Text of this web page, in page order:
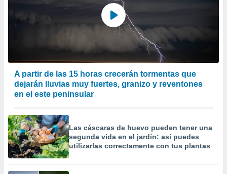
A partir de las 15 horas crecerán tormentas que
dejarán lluvias muy fuertes, granizo y reventones
en el este peninsular
Las cáscaras de huevo pueden tener una
segunda vida en el jardín: así puedes
utilizarlas correctamente con tus plantas